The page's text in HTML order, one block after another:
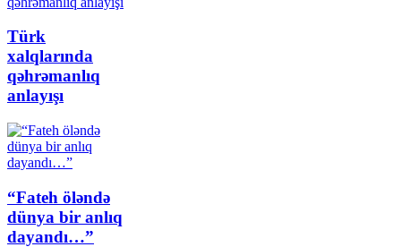
Türk
xalqlarında
qəhrəmanlıq
anlayışı
“Fateh öləndə
dünya bir anlıq
dayandı…”